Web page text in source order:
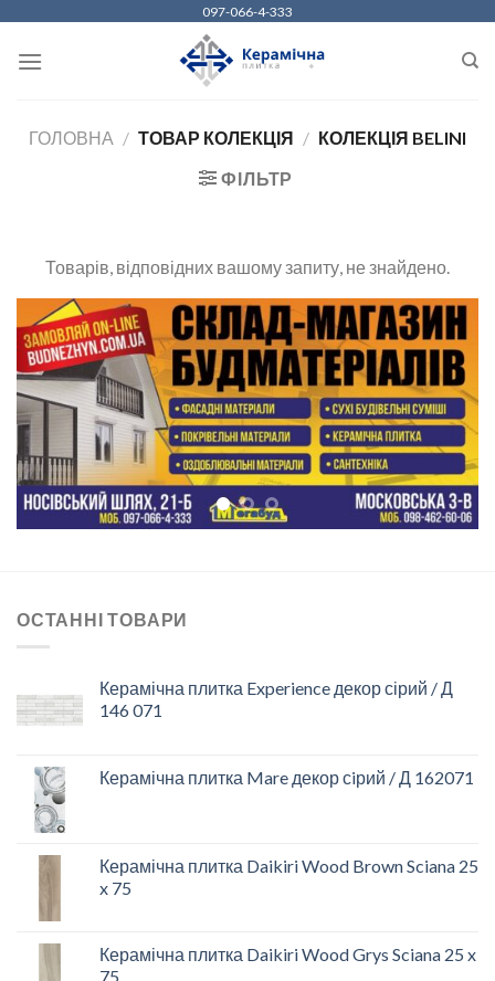
content
097-066-4-333
ГОЛОВНА / ТОВАР КОЛЕКЦІЯ / КОЛЕКЦІЯ BELINI
ФІЛЬТР
Товарів, відповідних вашому запиту, не знайдено.
ОСТАННІ ТОВАРИ
Керамічна плитка Experience декор сірий / Д
146 071
Керамічна плитка Mare декор сiрий / Д 162071
Керамічна плитка Daikiri Wood Brown Sciana 25
x 75
Керамічна плитка Daikiri Wood Grys Sciana 25 x
75